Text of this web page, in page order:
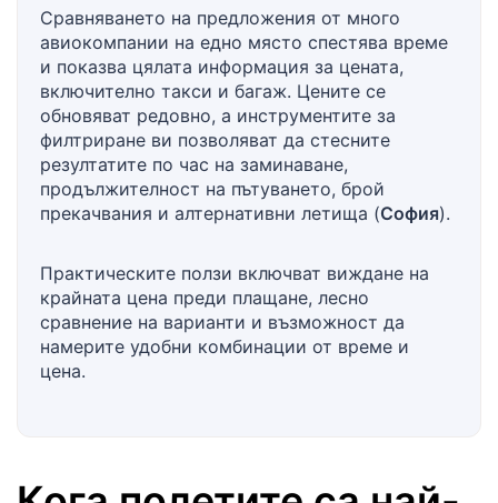
Сравняването на предложения от много
авиокомпании на едно място спестява време
и показва цялата информация за цената,
включително такси и багаж. Цените се
обновяват редовно, а инструментите за
филтриране ви позволяват да стесните
резултатите по час на заминаване,
продължителност на пътуването, брой
прекачвания и алтернативни летища (София).
Практическите ползи включват виждане на
крайната цена преди плащане, лесно
сравнение на варианти и възможност да
намерите удобни комбинации от време и
цена.